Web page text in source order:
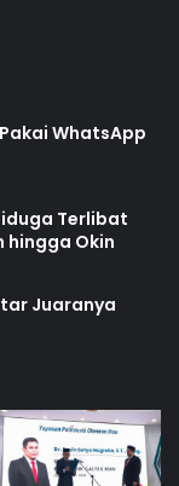
WhatsApp
Terlibat
hingga Okin
Juaranya